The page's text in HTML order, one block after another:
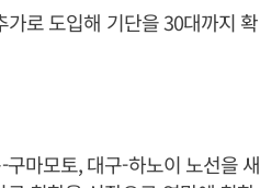
로 도입해 기단을 30대까지 확
마모토, 대구-하노이 노선을 새